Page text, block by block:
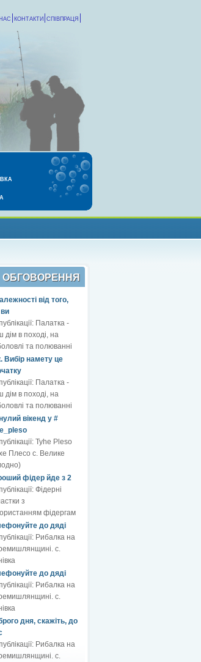
СПІВПРАЦЯ
КОНТАКТИ
ОБГОВОРЕННЯ
від того,
Палатка -
дім в поході, на
та полюванні
Вибір намету це
Палатка -
дім в поході, на
та полюванні
вікенд у #
Tyhe Pleso
Плесо с. Велике
фідер йде з 2
Фідерні
з
фідергам
до дяді
Рибалка на
с.
до дяді
Рибалка на
с.
дня, скажіть, до
Рибалка на
с.